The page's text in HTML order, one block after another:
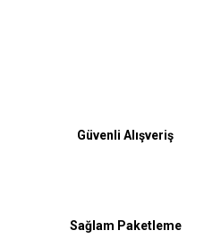
Güvenli Alışveriş
Sağlam Paketleme